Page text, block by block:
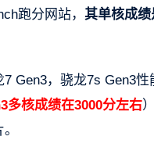
跑分网站， 其单核成
7 Gen3，骁龙7s Gen3
多核成绩在3000分左右